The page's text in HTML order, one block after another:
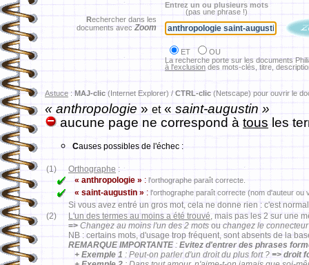
Rechercher dans les
documents avec Zoom
Entrez un ou plusieurs mots
(pas une phrase !)
ET
OU
La recherche porte sur les documents
à l'exclusion des mots-clés, titre,
Astuce : MAJ-clic (Internet Explorer) / CTRL-clic (Netscape) pour ouvrir le
« anthropologie » et« saint-augustin »
aucune page ne correspond à tous les
Causes possibles de l'échec :
(1) Orthographe :
« anthropologie » : l'orthographe paraît correcte.
« saint-augustin » : l'orthographe paraît correcte (nom d'auteur ou
Si vous avez entré un gros mot, cela ne donne rien : c'est
(2)
L'un des termes au moins a été trouvé, mais pas les 2 sur une
=> Changez au moins l'un des 2 mots ou changez le
NB : certains mots, d'usage trop fréquent, sont absents de la
REMARQUE IMPORTANTE: Evitez d'entrer des phrases
+ Exemple 1 : Peut-on parler d'un droit du plus fort ? => droit